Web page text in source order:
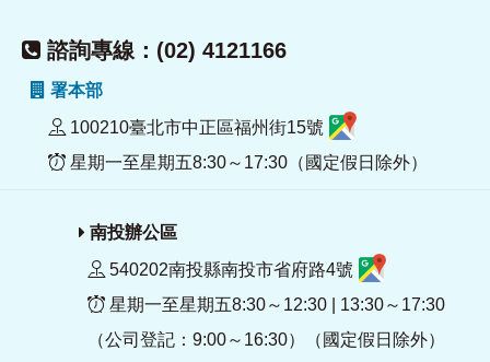
諮詢專線：(02) 4121166
署本部
100210臺北市中正區福州街15號
星期一至星期五8:30～17:30（國定假日除外）
南投辦公區
540202南投縣南投市省府路4號
星期一至星期五8:30～12:30 | 13:30～17:30
（公司登記：9:00～16:30）（國定假日除外）